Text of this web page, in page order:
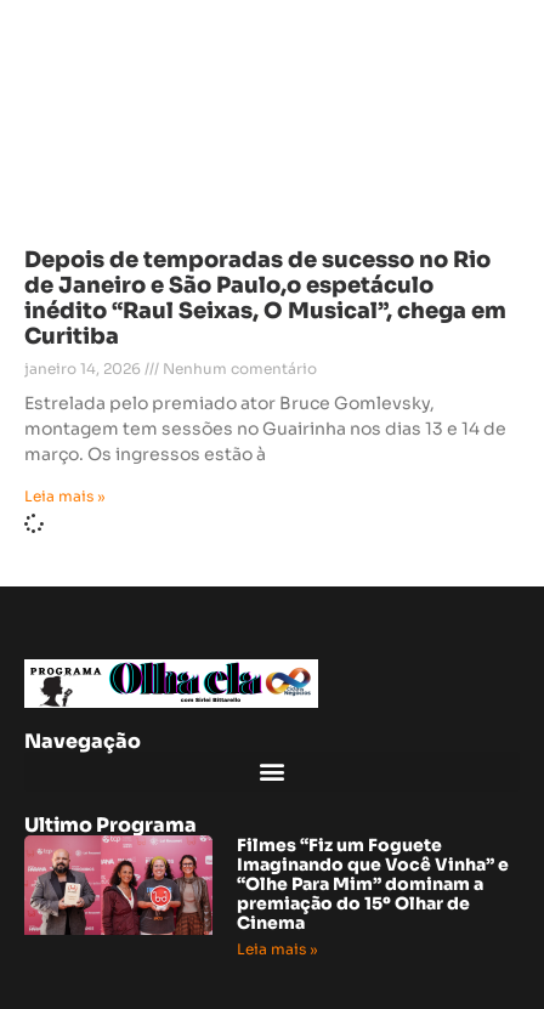
Depois de temporadas de sucesso no Rio
de Janeiro e São Paulo,o espetáculo
inédito “Raul Seixas, O Musical”, chega em
Curitiba
janeiro 14, 2026 Nenhum comentário
Estrelada pelo premiado ator Bruce Gomlevsky,
montagem tem sessões no Guairinha nos dias 13 e 14 de
março. Os ingressos estão à
Leia mais »
Navegação
Ultimo Programa
Filmes “Fiz um Foguete
Imaginando que Você Vinha” e
“Olhe Para Mim” dominam a
premiação do 15º Olhar de
Cinema
Leia mais »